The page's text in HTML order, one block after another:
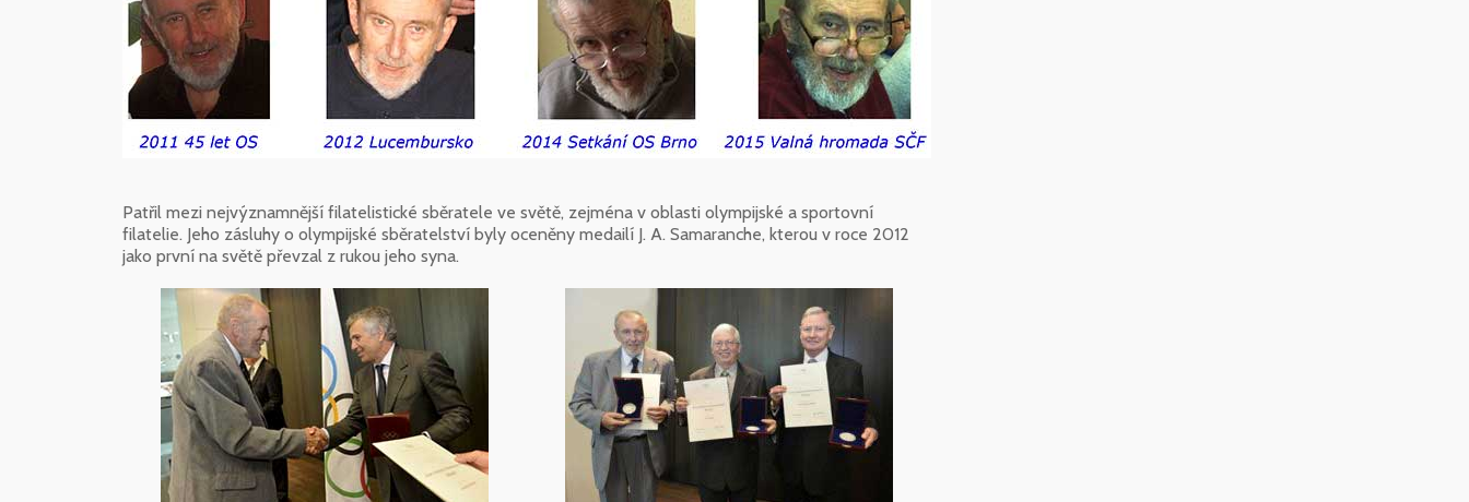
Patřil mezi nejvýznamnější filatelistické sběratele ve světě, zejména v oblasti olympijské a sportovní
filatelie. Jeho zásluhy o olympijské sběratelství byly oceněny medailí J. A. Samaranche, kterou v roce 2012
jako první na světě převzal z rukou jeho syna.